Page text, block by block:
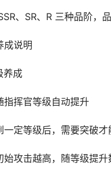
、SR、R 三种品阶，品
成说明
养成
指挥官等级自动提升
一定等级后，需要突破才
始攻击越高，随等级提升